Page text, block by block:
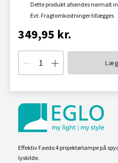
Dette produkt afsendes normalt
Evt. Fragtomkostninger tillægges
349,95 kr.
Effektiv Faedo 4 projektørlampe på
lyskilde.